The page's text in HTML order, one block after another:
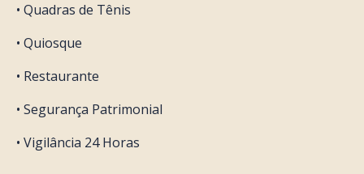
• Quadras de Tênis
• Quiosque
• Restaurante
• Segurança Patrimonial
• Vigilância 24 Horas